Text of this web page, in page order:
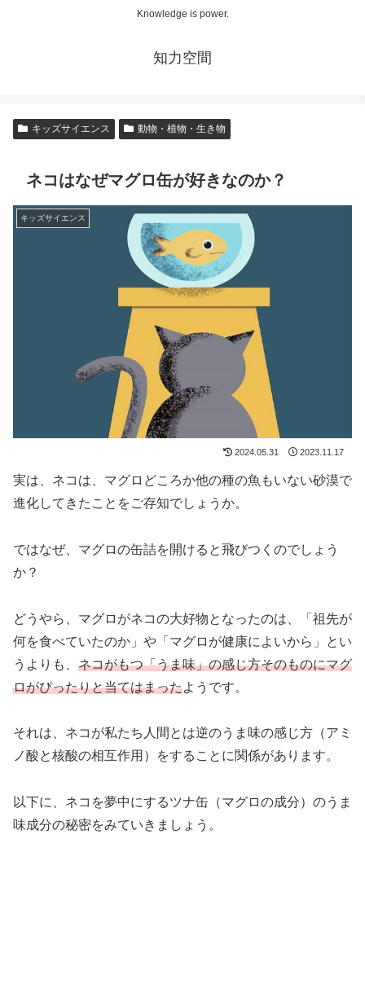
Knowledge is power.
知力空間
キッズサイエンス 動物・植物・生き物
ネコはなぜマグロ缶が好きなのか？
キッズサイエンス
2024.05.31 2023.11.17
実は、ネコは、マグロどころか他の種の魚もいない砂漠で
進化してきたことをご存知でしょうか。
ではなぜ、マグロの缶詰を開けると飛びつくのでしょう
か？
どうやら、マグロがネコの大好物となったのは、「祖先が
何を食べていたのか」や「マグロが健康によいから」とい
うよりも、 ネコがもつ「うま味」の感じ方そのものにマグ
ロがぴったりと当てはまったようです。
それは、ネコが私たち人間とは逆のうま味の感じ方（アミ
ノ酸と核酸の相互作用）をすることに関係があります。
以下に、ネコを夢中にするツナ缶（マグロの成分）のうま
味成分の秘密をみていきましょう。